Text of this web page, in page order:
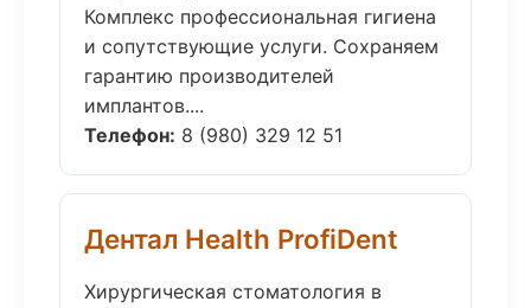
Комплекс профессиональная гигиена
и сопутствующие услуги. Сохраняем
гарантию производителей
имплантов....
Телефон: 8 (980) 329 12 51
Дентал Health ProfiDent
Хирургическая стоматология в